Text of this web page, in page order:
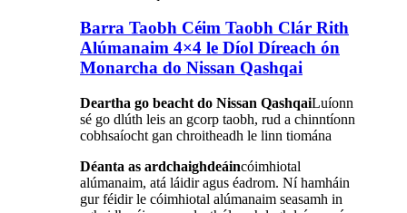
Barra Taobh Céim Taobh Clár Rith
Alúmanaim 4×4 le Díol Díreach ón
Monarcha do Nissan Qashqai
Deartha go beacht do Nissan QashqaiLuíonn
sé go dlúth leis an gcorp taobh, rud a chinntíonn
cobhsaíocht gan chroitheadh ​​le linn tiomána
Déanta as ardchaighdeáincóimhiotal
alúmanaim, atá láidir agus éadrom. Ní hamháin
gur féidir le cóimhiotal alúmanaim seasamh in